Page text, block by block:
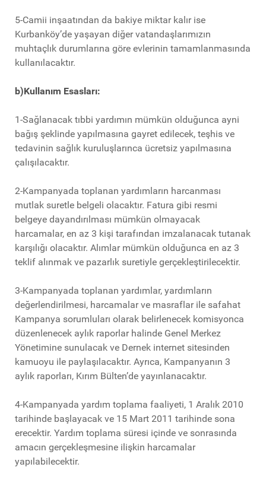
5-Camii inşaatından da bakiye miktar kalır ise
Kurbanköy’de yaşayan diğer vatandaşlarımızın
muhtaçlık durumlarına göre evlerinin tamamlanmasında
kullanılacaktır.
b)Kullanım Esasları:
1-Sağlanacak tıbbi yardımın mümkün olduğunca ayni
bağış şeklinde yapılmasına gayret edilecek, teşhis ve
tedavinin sağlık kuruluşlarınca ücretsiz yapılmasına
çalışılacaktır.
2-Kampanyada toplanan yardımların harcanması
mutlak suretle belgeli olacaktır. Fatura gibi resmi
belgeye dayandırılması mümkün olmayacak
harcamalar, en az 3 kişi tarafından imzalanacak tutanak
karşılığı olacaktır. Alımlar mümkün olduğunca en az 3
teklif alınmak ve pazarlık suretiyle gerçekleştirilecektir.
3-Kampanyada toplanan yardımlar, yardımların
değerlendirilmesi, harcamalar ve masraflar ile safahat
Kampanya sorumluları olarak belirlenecek komisyonca
düzenlenecek aylık raporlar halinde Genel Merkez
Yönetimine sunulacak ve Dernek internet sitesinden
kamuoyu ile paylaşılacaktır. Ayrıca, Kampanyanın 3
aylık raporları, Kırım Bülten’de yayınlanacaktır.
4-Kampanyada yardım toplama faaliyeti, 1 Aralık 2010
tarihinde başlayacak ve 15 Mart 2011 tarihinde sona
erecektir. Yardım toplama süresi içinde ve sonrasında
amacın gerçekleşmesine ilişkin harcamalar
yapılabilecektir.